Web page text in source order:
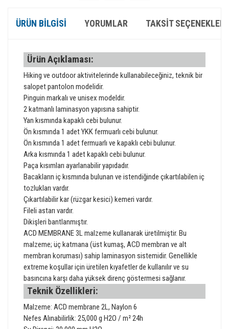
ÜRÜN BILGISI YORUMLAR TAKSIT SEÇENEKLERI
Ürün Açıklaması:
Hiking ve outdoor aktivitelerinde kullanabileceğiniz, teknik bir
salopet pantolon modelidir.
Pinguin markalı ve unisex modeldir.
2 katmanlı laminasyon yapısına sahiptir.
Yan kısmında kapaklı cebi bulunur.
Ön kısmında 1 adet YKK fermuarlı cebi bulunur.
Ön kısmında 1 adet fermuarlı ve kapaklı cebi bulunur.
Arka kısmında 1 adet kapaklı cebi bulunur.
Paça kısımları ayarlanabilir yapıdadır.
Bacakların iç kısmında bulunan ve istendiğinde çıkartılabilen iç
tozlukları vardır.
Çıkartılabilir kar (rüzgar kesici) kemeri vardır.
Fileli astarı vardır.
Dikişleri bantlanmıştır.
ACD MEMBRANE 3L malzeme kullanarak üretilmiştir. Bu
malzeme; üç katmana (üst kumaş, ACD membran ve alt
membran koruması) sahip laminasyon sistemidir. Genellikle
extreme koşullar için üretilen kıyafetler de kullanılır ve su
basıncına karşı daha yüksek direnç göstermesi sağlanır.
Teknik Özellikleri:
Malzeme: ACD membrane 2L, Naylon 6
Nefes Alınabilirlik: 25,000 g H2O / m² 24h